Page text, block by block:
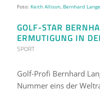
Foto: Keith Allison, Bernhard
GOLF-STAR
ERMUTIGUNG IN
SPORT
Golf-Profi Bernhard
Nummer eins der